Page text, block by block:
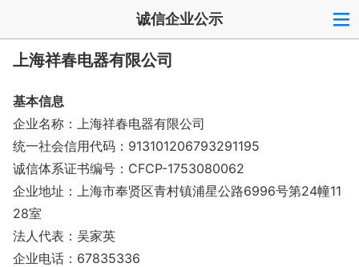
诚信企业公示
上海祥春电器有限公司
基本信息
企业名称：上海祥春电器有限公司
统一社会信用代码：913101206793291195
诚信体系证书编号：CFCP-1753080062
企业地址：上海市奉贤区青村镇浦星公路6996号第24幢11
28室
法人代表：吴家英
企业电话：67835336